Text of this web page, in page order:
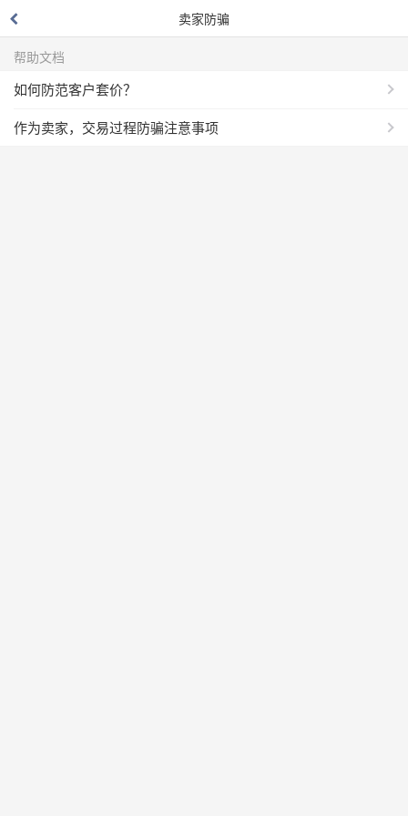
卖家防骗
帮助文档
如何防范客户套价？
作为卖家，交易过程防骗注意事项